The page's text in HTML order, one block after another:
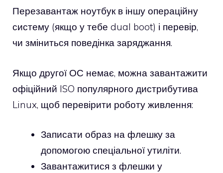
Перезавантаж ноутбук в іншу операційну
систему (якщо у тебе dual boot) і перевір,
чи зміниться поведінка заряджання.
Якщо другої ОС немає, можна завантажити
офіційний ISO популярного дистрибутива
Linux, щоб перевірити роботу живлення:
Записати образ на флешку за
допомогою спеціальної утиліти.
Завантажитися з флешки у